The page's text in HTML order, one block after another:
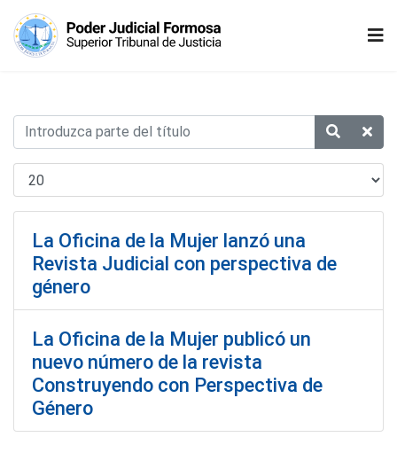
La Oficina de la Mujer lanzó una
Revista Judicial con perspectiva de
género
La Oficina de la Mujer publicó un
nuevo número de la revista
Construyendo con Perspectiva de
Género